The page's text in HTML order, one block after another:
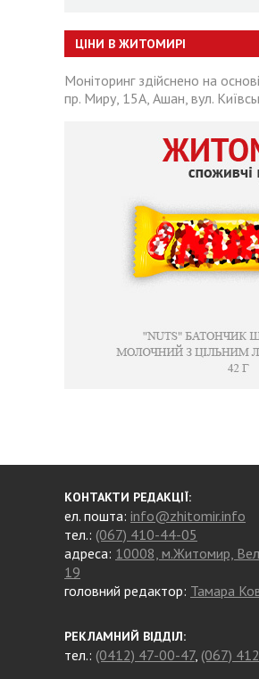
ЦІНИ В ЖИТОМИРІ
Моніторинг здійснено на
пр. Миру, 15А, Ашан, вул.
КОНТАКТИ РЕДАКЦІЇ:
ел. пошта: info@zhitomir.info
тел.: (067) 410-44-05
адреса: 10008, м.Житомир,
19
головний редактор: Тамара
РЕКЛАМНИЙ ВІДДІЛ:
тел.: (0412) 47-00-47, (067)